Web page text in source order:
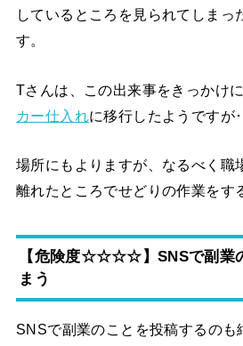
しているところを見られてしまっ
す。
Tさんは、この出来事をきっかけ
カー仕入れに移行したようですが･
場所にもよりますが、なるべく職
離れたところでせどりの作業をす
【危険度☆☆☆☆】SNSで副業
まう
SNSで副業のことを投稿するのも